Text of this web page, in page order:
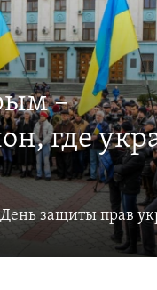
–
где
День защиты прав